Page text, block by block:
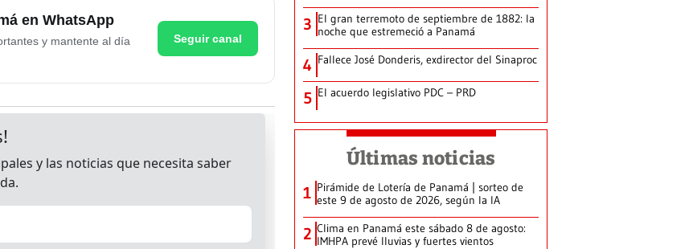
en WhatsApp
y mantente al día
Seguir canal
3 El gran terremoto de septiembre de 1882: la
noche que estremeció a Panamá
4 Fallece José Donderis, exdirector del Sinaproc
5 El acuerdo legislativo PDC – PRD
Últimas noticias
1 Pirámide de Lotería de Panamá | sorteo de
este 9 de agosto de 2026, según la IA
2 Clima en Panamá este sábado 8 de agosto:
IMHPA prevé lluvias y fuertes vientos